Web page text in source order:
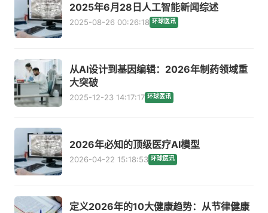
2025年6月28日人工智能新闻综述
2025-08-26 00:26:18 环球医讯
从AI设计到基因编辑：2026年制药领域重
大突破
2025-12-23 14:17:17 环球医讯
2026年必知的顶级医疗AI模型
2026-04-22 15:18:53 环球医讯
定义2026年的10大健康趋势：从节律健康